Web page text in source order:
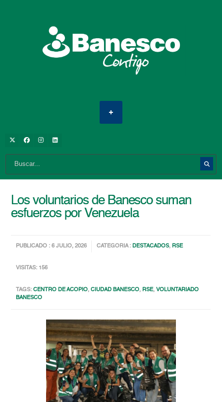
Los voluntarios de Banesco suman
esfuerzos por Venezuela
PUBLICADO : 6 JULIO, 2026 CATEGORIA :DESTACADOS, RSE
VISITAS: 156
TAGS:CENTRO DE ACOPIO,CIUDAD BANESCO, RSE,VOLUNTARIADO
BANESCO